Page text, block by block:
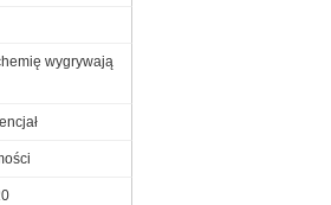
wygrywają